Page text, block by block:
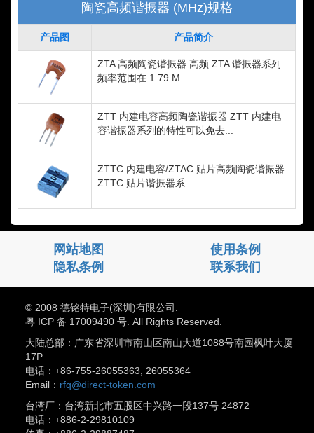
陶瓷高频谐振器 (MHz)规格
产品图 产品简介
ZTA 高频陶瓷谐振器 高频 ZTA 谐振器系列
频率范围在 1.79 M...
ZTT 内建电容高频陶瓷谐振器 ZTT 内建电
容谐振器系列的特性可以免去...
ZTTC 内建电容/ZTAC 贴片高频陶瓷谐振器
ZTTC 贴片谐振器系...
网站地图
使用条例
隐私条例
联系我们
© 2008 德铭特电子(深圳)有限公司.
粤 ICP 备 17009490 号. All Rights Reserved.
大陆总部：广东省深圳市南山区南山大道1088号南园枫叶大厦
17P
电话：+86-755-26055363, 26055364
Email： rfq@direct-token.com
台湾厂：台湾新北市五股区中兴路一段137号 24872
电话：+886-2-29810109